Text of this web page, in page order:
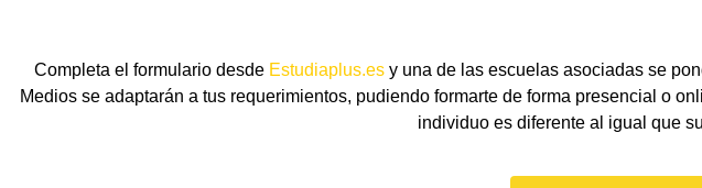
Completa el formulario desde Estudiaplus.es y una de las escuelas asociadas se
Medios se adaptarán a tus requerimientos, pudiendo formarte de forma presencial o
individuo es diferente al igual que